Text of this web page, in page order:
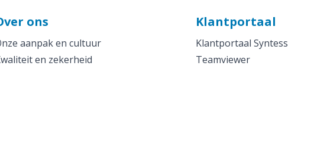
ons
aanpak en cultuur
en zekerheid
Klantportaal
Klantportaal Syntess
Teamviewer